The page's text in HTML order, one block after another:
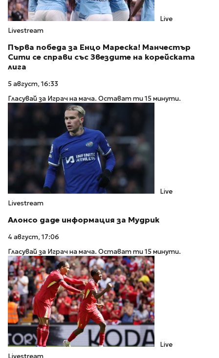
Live
Livestream
Първа победа за Енцо Мареска! Манчестър
Сити се справи със Звездите на корейската
лига
5 август, 16:33
Гласувай за Играч на мача. Остават ти 15 минути.
Live
Livestream
Алонсо даде информация за Мудрик
4 август, 17:06
Гласувай за Играч на мача. Остават ти 15 минути.
Live